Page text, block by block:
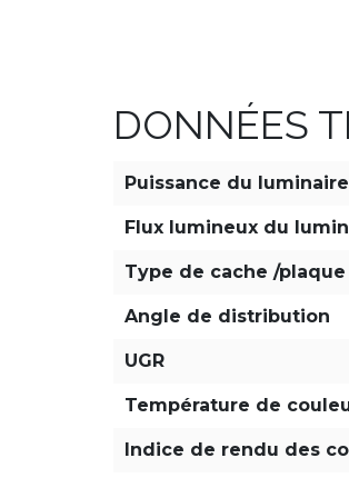
DONNÉES
Puissance du luminaire
Flux lumineux du
Type de cache /plaque
Angle de distribution
UGR
Température de
Indice de rendu des